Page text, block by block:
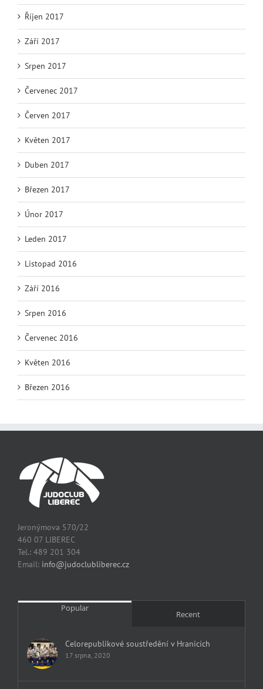
Říjen 2017
Září 2017
Srpen 2017
Červenec 2017
Červen 2017
Květen 2017
Duben 2017
Březen 2017
Únor 2017
Leden 2017
Listopad 2016
Září 2016
Srpen 2016
Červenec 2016
Květen 2016
Březen 2016
Jeronýmova 570/22
460 07 LIBEREC
Tel.: 489 201 304
Email: info@judoclubliberec.cz
Popular
Recent
Celorepublikové soustředění v Hranicích
17 srpna, 2020